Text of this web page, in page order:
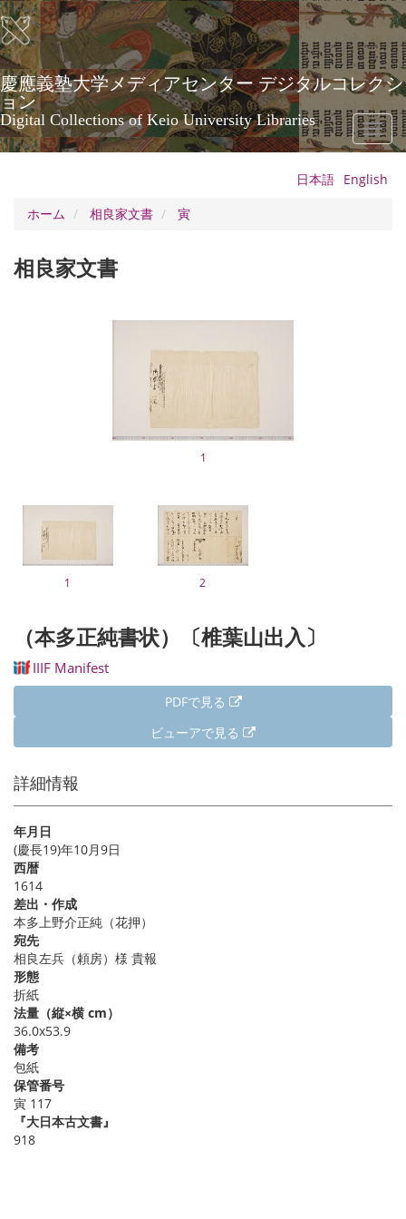
メ
イ
ン
コ
ン
テ
ン
ツ
に
慶應義塾大学メディアセンター デジタルコレクシ
ョン
Digital Collections of Keio University Libraries
Toggle
日本語 English
ホーム
相良家文書 寅
相良家文書
1
1 2
（本多正純書状）〔椎葉山出入〕
IIIF Manifest
PDFで見る
ビューアで見る
詳細情報
年月日
(慶長19)年10月9日
西暦
1614
差出・作成
本多上野介正純（花押）
宛先
相良左兵（頼房）様 貴報
形態
折紙
法量（縦×横 cm）
36.0x53.9
備考
包紙
保管番号
寅 117
『大日本古文書』
918